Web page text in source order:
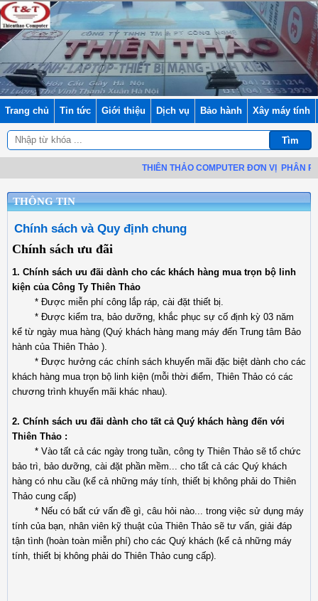
Trang chủ Tin tức Giới thiệu Dịch vụ Bảo hành Xây máy tính
THIÊN THẢO COMPUTER ĐƠN VỊ PHÂN
THÔNG TIN
Chính sách và Quy định chung
Chính sách ưu đãi
1. Chính sách ưu đãi dành cho các khách hàng mua trọn bộ linh
kiện của Công Ty Thiên Thảo
* Được miễn phí công lắp ráp, cài đặt thiết bị.
* Được kiểm tra, bảo dưỡng, khắc phục sự cố định kỳ 03 năm
kể từ ngày mua hàng (Quý khách hàng mang máy đến Trung tâm Bảo
hành của Thiên Thảo ).
* Được hưởng các chính sách khuyến mãi đặc biệt dành cho các
khách hàng mua trọn bộ linh kiện (mỗi thời điểm, Thiên Thảo có các
chương trình khuyến mãi khác nhau).
2. Chính sách ưu đãi dành cho tất cả Quý khách hàng đến với
Thiên Thảo :
* Vào tất cả các ngày trong tuần, công ty Thiên Thảo sẽ tổ chức
bảo trì, bảo dưỡng, cài đặt phần mềm... cho tất cả các Quý khách
hàng có nhu cầu (kể cả những máy tính, thiết bị không phải do Thiên
Thảo cung cấp)
* Nếu có bất cứ vấn đề gì, câu hỏi nào... trong việc sử dụng máy
tính của bạn, nhân viên kỹ thuật của Thiên Thảo sẽ tư vấn, giải đáp
tận tình (hoàn toàn miễn phí) cho các Quý khách (kể cả những máy
tính, thiết bị không phải do Thiên Thảo cung cấp).